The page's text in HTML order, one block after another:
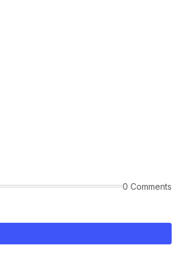
0 Comments